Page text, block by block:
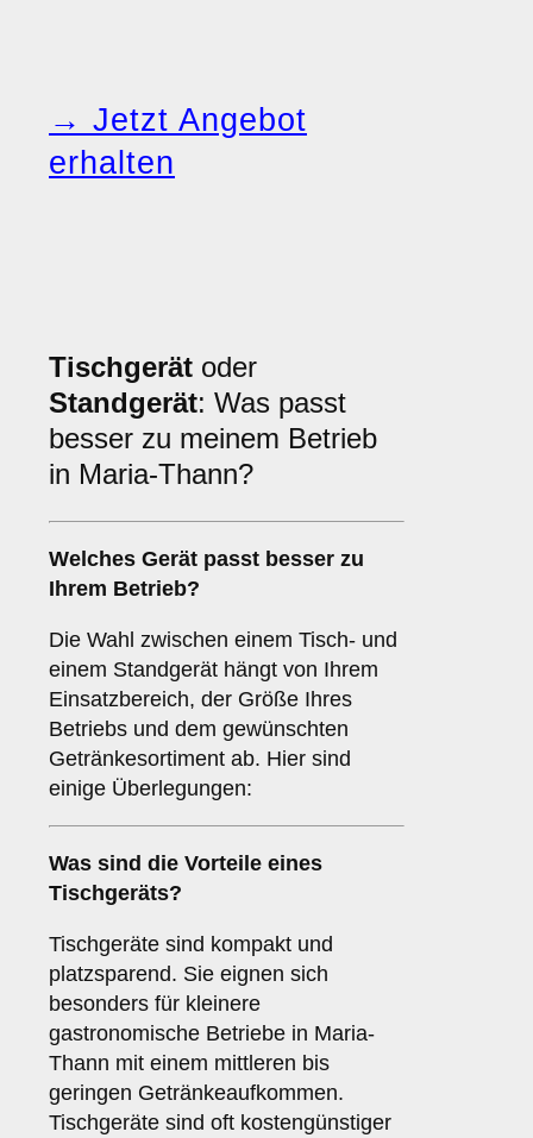
→ Jetzt Angebot
erhalten
Tischgerät oder
Standgerät: Was passt
besser zu meinem Betrieb
in Maria-Thann?
Welches Gerät passt besser zu
Ihrem Betrieb?
Die Wahl zwischen einem Tisch- und
einem Standgerät hängt von Ihrem
Einsatzbereich, der Größe Ihres
Betriebs und dem gewünschten
Getränkesortiment ab. Hier sind
einige Überlegungen:
Was sind die Vorteile eines
Tischgeräts?
Tischgeräte sind kompakt und
platzsparend. Sie eignen sich
besonders für kleinere
gastronomische Betriebe in Maria-
Thann mit einem mittleren bis
geringen Getränkeaufkommen.
Tischgeräte sind oft kostengünstiger